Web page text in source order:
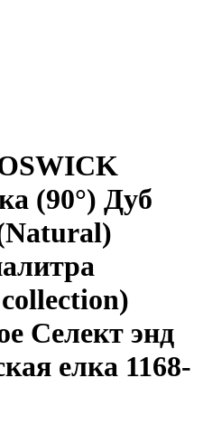
(90°) Дуб
Селект энд
елка 1168-